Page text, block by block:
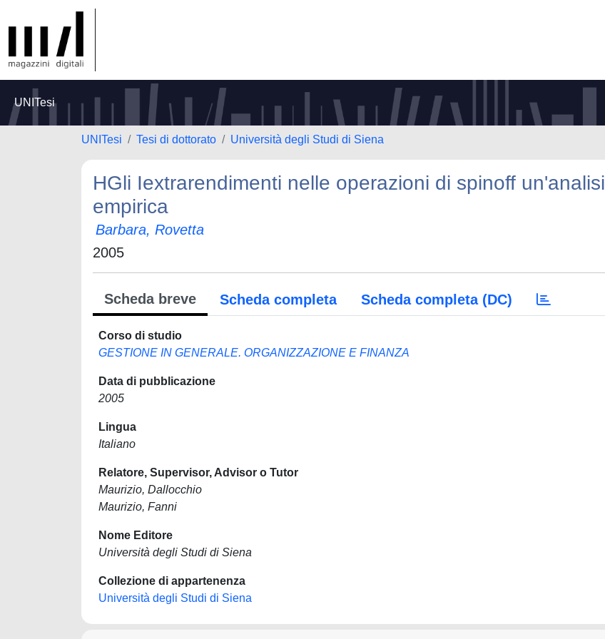
UNITesi
UNITesi Tesi di dottorato Università degli Studi di Siena
HGli Iextrarendimenti nelle operazioni di spinoff un'analisi
empirica
Barbara, Rovetta
2005
Scheda breve Scheda completa Scheda completa (DC)
Corso di studio
GESTIONE IN GENERALE. ORGANIZZAZIONE E FINANZA
Data di pubblicazione
2005
Lingua
Italiano
Relatore, Supervisor, Advisor o Tutor
Maurizio, Dallocchio
Maurizio, Fanni
Nome Editore
Università degli Studi di Siena
Collezione di appartenenza
Università degli Studi di Siena